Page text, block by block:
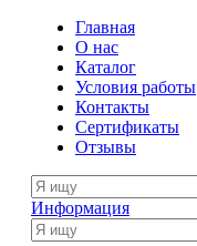
Главная
О нас
Каталог
Условия работы
Контакты
Сертификаты
Отзывы
Информация